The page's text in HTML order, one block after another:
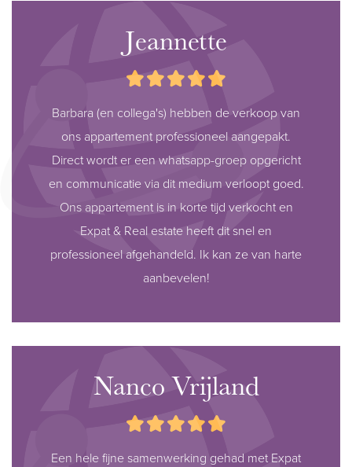
Jeannette
Barbara (en collega's) hebben de verkoop van
ons appartement professioneel aangepakt.
Direct wordt er een whatsapp-groep opgericht
en communicatie via dit medium verloopt goed.
Ons appartement is in korte tijd verkocht en
Expat & Real estate heeft dit snel en
professioneel afgehandeld. Ik kan ze van harte
aanbevelen!
Nanco Vrijland
Een hele fijne samenwerking gehad met Expat